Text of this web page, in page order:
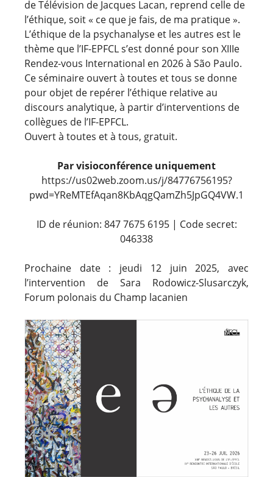
de Télévision de Jacques Lacan, reprend celle de
l’éthique, soit « ce que je fais, de ma pratique ».
L’éthique de la psychanalyse et les autres est le
thème que l’IF-EPFCL s’est donné pour son XIIIe
Rendez-vous International en 2026 à São Paulo.
Ce séminaire ouvert à toutes et tous se donne
pour objet de repérer l’éthique relative au
discours analytique, à partir d’interventions de
collègues de l’IF-EPFCL.
Ouvert à toutes et à tous, gratuit.
Par visioconférence uniquement
https://us02web.zoom.us/j/84776756195?
pwd=YReMTEfAqan8KbAqgQamZh5JpGQ4VW.1
ID de réunion: 847 7675 6195 | Code secret:
046338
Prochaine date : jeudi 12 juin 2025, avec
l’intervention de Sara Rodowicz-Slusarczyk,
Forum polonais du Champ lacanien